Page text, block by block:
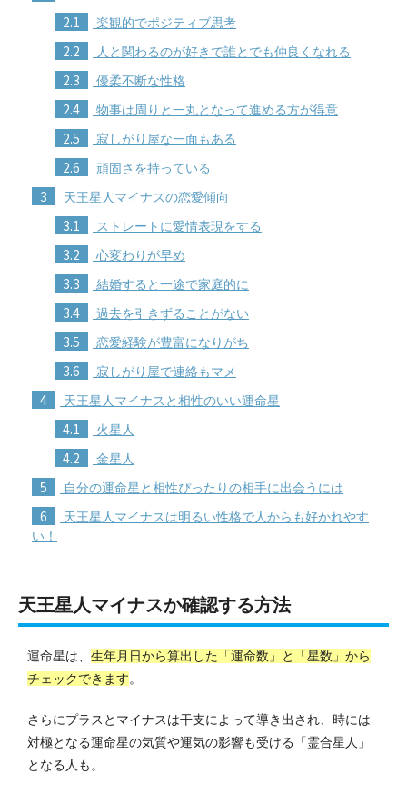
2.1 楽観的でポジティブ思考
2.2 人と関わるのが好きで誰とでも仲良くなれる
2.3 優柔不断な性格
2.4 物事は周りと一丸となって進める方が得意
2.5 寂しがり屋な一面もある
2.6 頑固さを持っている
3 天王星人マイナスの恋愛傾向
3.1 ストレートに愛情表現をする
3.2 心変わりが早め
3.3 結婚すると一途で家庭的に
3.4 過去を引きずることがない
3.5 恋愛経験が豊富になりがち
3.6 寂しがり屋で連絡もマメ
4 天王星人マイナスと相性のいい運命星
4.1 火星人
4.2 金星人
5 自分の運命星と相性ぴったりの相手に出会うには
6
天王星人マイナスは明るい性格で人からも好かれやす
い！
天王星人マイナスか確認する方法
運命星は、 生年月日から算出した「運命数」と「星数」から
チェックできます。
さらにプラスとマイナスは干支によって導き出され、時には
対極となる運命星の気質や運気の影響も受ける「霊合星人」
となる人も。